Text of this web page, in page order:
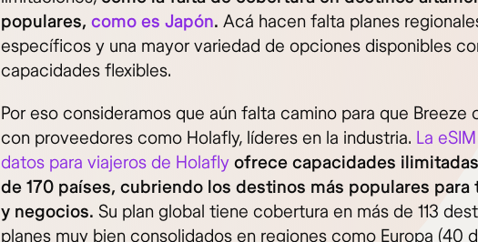
populares, como es Japón. Acá hacen falta planes
específicos y una mayor variedad de opciones disponibles
capacidades flexibles.
Por eso consideramos que aún falta camino para que Breeze
con proveedores como Holafly, líderes en la industria. La
datos para viajeros de Holafly ofrece capacidades
de 170 países, cubriendo los destinos más populares para
y negocios. Su plan global tiene cobertura en más de 113
planes muy bien consolidados en regiones como Europa (40